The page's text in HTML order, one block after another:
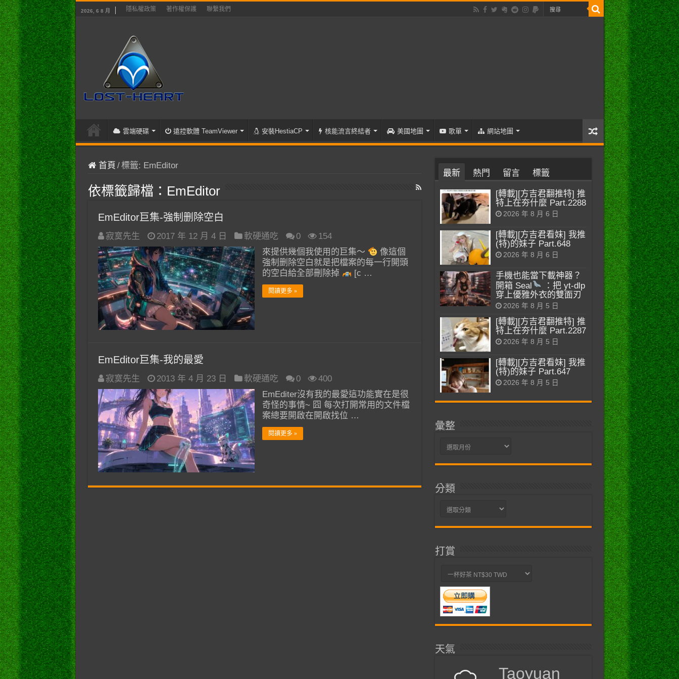
2026, 6 8 月 隱私權政策 著作權保護 聯繫我們
雲端硬碟 遠控軟體 TeamViewer 安裝HestiaCP 核能流言終結者 美國地圖 歌單 網站地圖
首頁 /標籤: EmEditor
依標籤歸檔： EmEditor
EmEditor巨集-強制删除空白
寂寞先生 2017 年 12 月 4 日 軟硬通吃 0
154
來提供幾個我使用的巨集～
像這個
強制删除空白就是把檔案的每一行開頭
的空白給全部刪除掉
[c …
閱讀更多 »
EmEditor巨集-我的最愛
寂寞先生 2013 年 4 月 23 日 軟硬通吃 0
400
EmEditer沒有我的最愛這功能實在是很
奇怪的事情~ 囧 每次打開常用的文件檔
案總要開啟在開啟找位 …
閱讀更多 »
最新 熱門 留言 標籤
[轉載][方吉君翻推特] 推
特上在夯什麼 Part.2288
2026 年 8 月 6 日
[轉載][方吉君看妹] 我推
(特)的妹子 Part.648
2026 年 8 月 6 日
手機也能當下載神器？
開箱 Seal
：把 yt-dlp
穿上優雅外衣的雙面刃
2026 年 8 月 5 日
[轉載][方吉君翻推特] 推
特上在夯什麼 Part.2287
2026 年 8 月 5 日
[轉載][方吉君看妹] 我推
(特)的妹子 Part.647
2026 年 8 月 5 日
彙整
彙
分類
分
打賞
天氣
Taoyuan